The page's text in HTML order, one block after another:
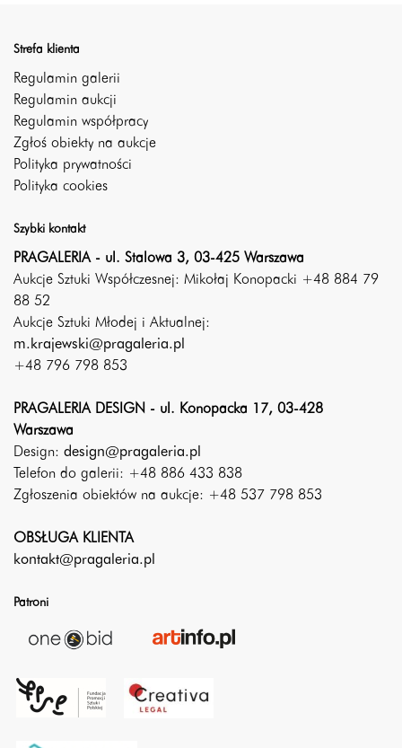
Strefa klienta
Regulamin galerii
Regulamin aukcji
Regulamin współpracy
Zgłoś obiekty na aukcje
Polityka prywatności
Polityka cookies
Szybki kontakt
PRAGALERIA - ul. Stalowa 3, 03-425 Warszawa
Aukcje Sztuki Współczesnej: Mikołaj Konopacki +48 884 79
88 52
Aukcje Sztuki Młodej i Aktualnej:
m.krajewski@pragaleria.pl
+48 796 798 853
PRAGALERIA DESIGN - ul. Konopacka 17, 03-428
Warszawa
Design: design@pragaleria.pl
Telefon do galerii: +48 886 433 838
Zgłoszenia obiektów na aukcje: +48 537 798 853
OBSŁUGA KLIENTA
kontakt@pragaleria.pl
Patroni